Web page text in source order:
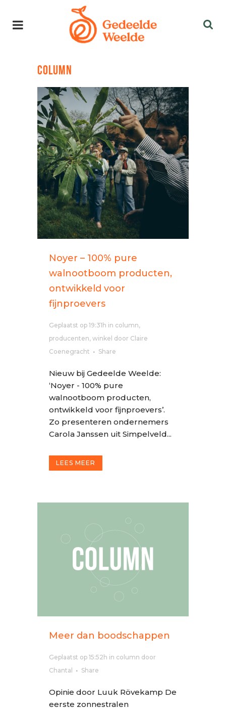
COLUMN
Noyer – 100% pure
walnootboom producten,
ontwikkeld voor
fijnproevers
Geplaatst op 19:31h in column,
producenten, winkel door Claire
Coenegracht
Share
Nieuw bij Gedeelde Weelde:
‘Noyer - 100% pure
walnootboom producten,
ontwikkeld voor fijnproevers’.
Zo presenteren ondernemers
Carola Janssen uit Simpelveld...
LEES MEER
Meer dan boodschappen
Geplaatst op 15:52h in column door
Chantal
Share
Opinie door Luuk Rövekamp De
eerste zonnestralen